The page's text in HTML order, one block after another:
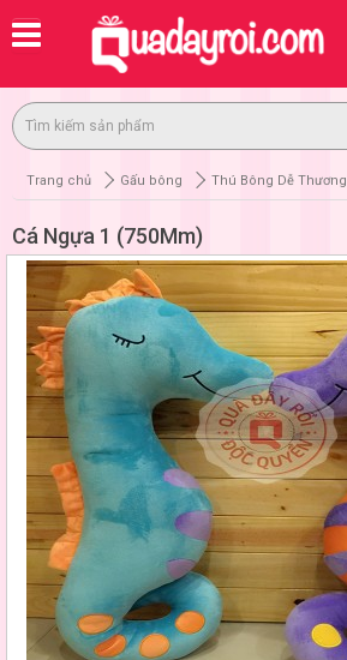
Trang chủ Gấu bông Thú Bông Dễ Thương
Cá Ngựa 1 (750Mm)